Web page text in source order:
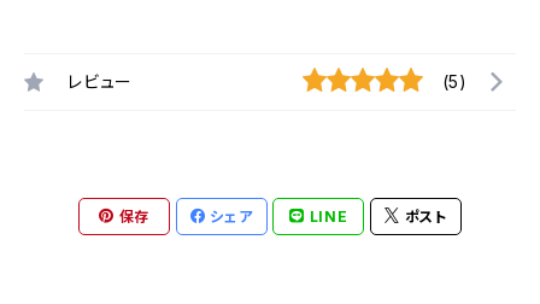
レビュー (5)
保存 シェア LINE ポスト